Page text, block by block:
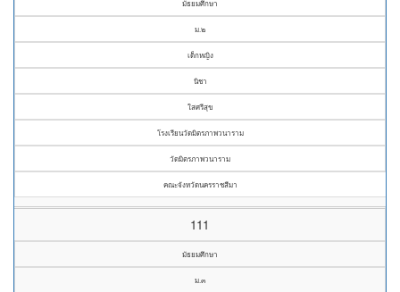
มัธยมศึกษา
ม.๒
เด็กหญิง
นิชา
ใสศรีสุข
โรงเรียนวัดมิตรภาพวนาราม
วัดมิตรภาพวนาราม
คณะจังหวัดนครราชสีมา
111
มัธยมศึกษา
ม.๓